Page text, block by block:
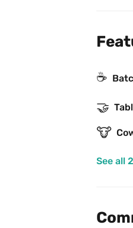
☕️
🤝
🐮
See all